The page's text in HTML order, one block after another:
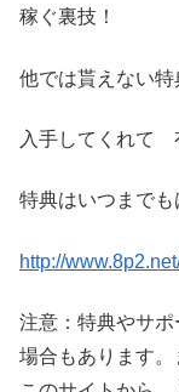
稼ぐ裏技！
他では貰えない特
入手してくれて
特典はいつまでも
http://
注意：特典やサ
場合もあります